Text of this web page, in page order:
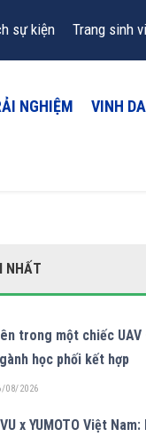
sự kiện Trang sinh
NGHIỆM VINH
NHẤT
trong một chiếc UAV
học phối kết hợp
08/2026
x YUMOTO Việt